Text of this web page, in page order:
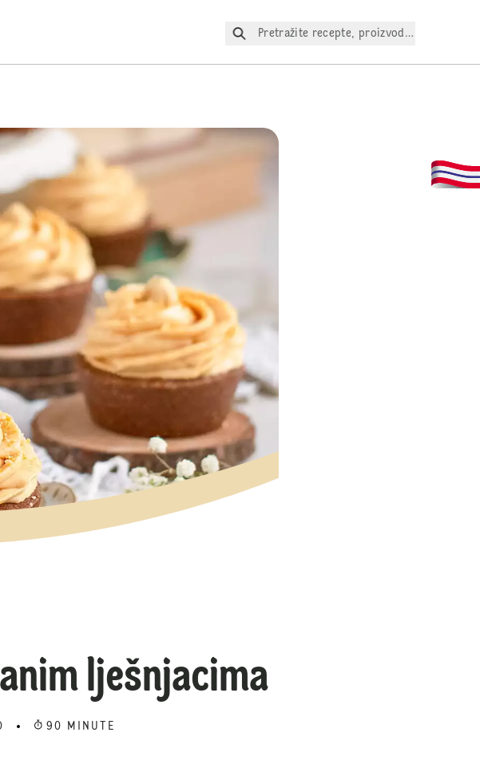
Pretražite recepte, proizvode itd.
0.0. Click to rate.
lješnjacima
90 MINUTE